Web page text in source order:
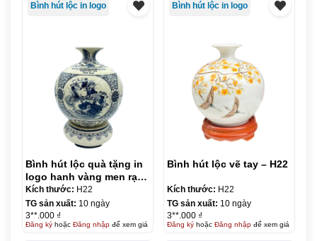
Bình hút lộc in logo
Bình hút lộc quà tặng in
logo hanh vàng men rạn
22cm KQ-BHL05
Kích thước: H22
TG sản xuất: 10 ngày
3**.000 ₫
Đăng kýhoặc Đăng nhậpđể xem giá
Bình hút lộc in logo
Bình hút lộc vẽ tay – H22
Kích thước: H22
TG sản xuất: 10 ngày
3**.000 ₫
Đăng kýhoặc Đăng nhậpđể xem giá